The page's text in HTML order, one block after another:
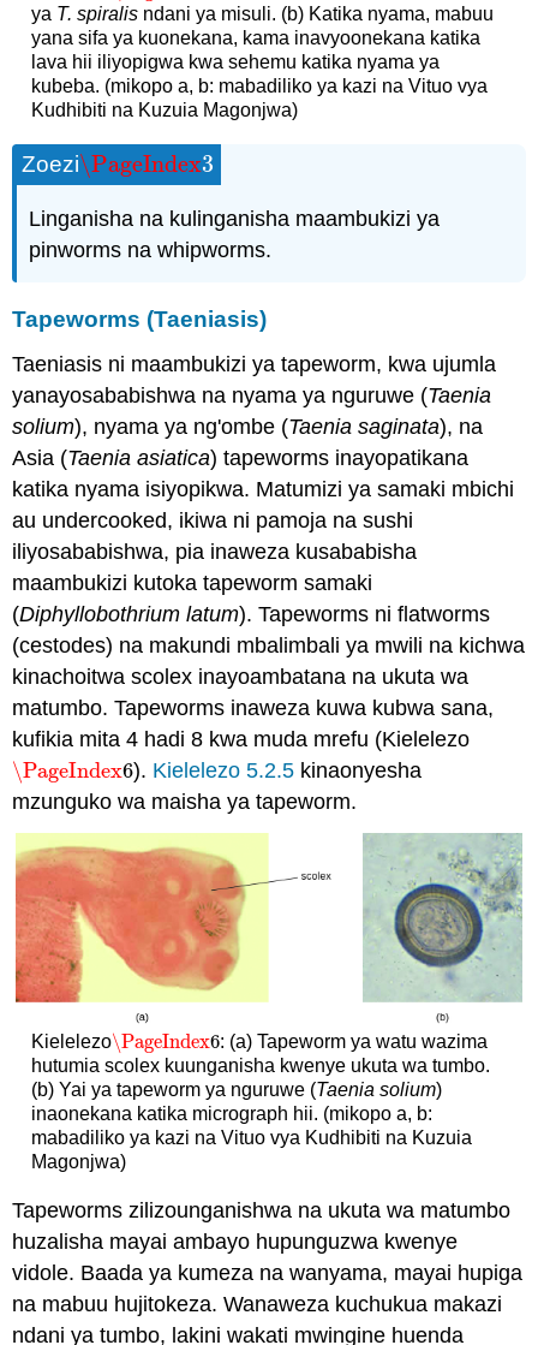
ya T. spiralisndani ya misuli. (b) Katika nyama, mabuu
yana sifa ya kuonekana, kama inavyoonekana katika
lava hii iliyopigwa kwa sehemu katika nyama ya
kubeba. (mikopo a, b: mabadiliko ya kazi na Vituo vya
Kudhibiti na Kuzuia Magonjwa)
Zoezi\PageIndex3
\PageIndex3
Linganisha na kulinganisha maambukizi ya
pinworms na whipworms.
Tapeworms (Taeniasis)
Taeniasis ni maambukizi ya tapeworm, kwa ujumla
yanayosababishwa na nyama ya nguruwe (Taenia
solium), nyama ya ng'ombe (Taenia saginata), na
Asia (Taenia asiatica) tapeworms inayopatikana
katika nyama isiyopikwa. Matumizi ya samaki mbichi
au undercooked, ikiwa ni pamoja na sushi
iliyosababishwa, pia inaweza kusababisha
maambukizi kutoka tapeworm samaki
(Diphyllobothrium latum). Tapeworms ni flatworms
(cestodes) na makundi mbalimbali ya mwili na kichwa
kinachoitwa scolex inayoambatana na ukuta wa
matumbo. Tapeworms inaweza kuwa kubwa sana,
kufikia mita 4 hadi 8 kwa muda mrefu (Kielelezo
\PageIndex6
\PageIndex6). Kielelezo 5.2.5 kinaonyesha
mzunguko wa maisha ya tapeworm.
Kielelezo\PageIndex6
\PageIndex6: (a) Tapeworm ya watu wazima
hutumia scolex kuunganisha kwenye ukuta wa tumbo.
(b) Yai ya tapeworm ya nguruwe (Taenia solium)
inaonekana katika micrograph hii. (mikopo a, b:
mabadiliko ya kazi na Vituo vya Kudhibiti na Kuzuia
Magonjwa)
Tapeworms zilizounganishwa na ukuta wa matumbo
huzalisha mayai ambayo hupunguzwa kwenye
vidole. Baada ya kumeza na wanyama, mayai hupiga
na mabuu hujitokeza. Wanaweza kuchukua makazi
ndani ya tumbo, lakini wakati mwingine huenda